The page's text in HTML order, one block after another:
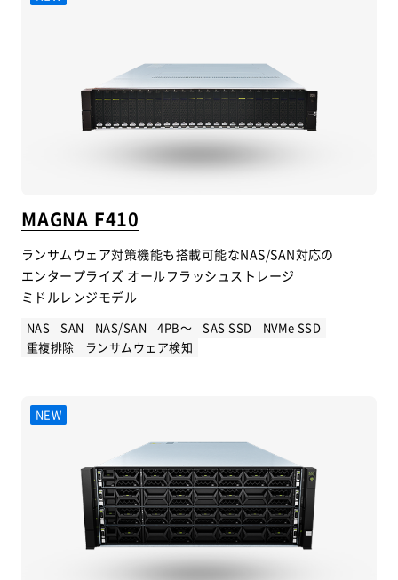
MAGNA F410
ランサムウェア対策機能も搭載可能なNAS/SAN対応の
エンタープライズ オールフラッシュストレージ
ミドルレンジモデル
NAS SAN NAS/SAN 4PB～ SAS SSD
NVMe SSD
重複排除
ランサムウェア検知